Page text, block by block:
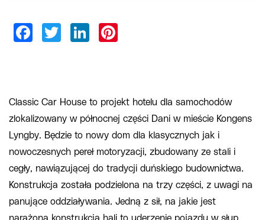
Classic Car House to projekt hotelu dla samochodów
zlokalizowany w północnej części Dani w mieście Kongens
Lyngby. Będzie to nowy dom dla klasycznych jak i
nowoczesnych pereł motoryzacji, zbudowany ze stali i
cegły, nawiązującej do tradycji duńskiego budownictwa.
Konstrukcja została podzielona na trzy części, z uwagi na
panujące oddziaływania. Jedną z sił, na jakie jest